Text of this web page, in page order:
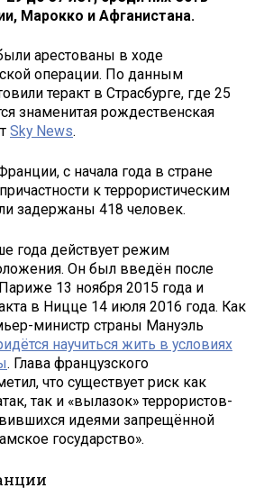
Марокко и Афганистана.
арестованы в ходе
операции. По данным
теракт в Страсбурге, где 25
знаменитая рождественская
Sky News.
с начала года в стране
к террористическим
задержаны 418 человек.
года действует режим
Он был введён после
13 ноября 2015 года и
в Ницце 14 июля 2016 года. Как
министр страны Мануэль
научиться жить в условиях
. Глава французского
что существует риск как
так и «вылазок» террористов-
идеями запрещённой
государство».